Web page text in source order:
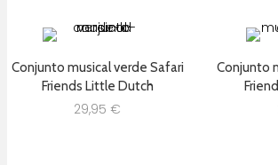
Conjunto musical verde Safari
Friends Little Dutch
29,95 €
Conjunto